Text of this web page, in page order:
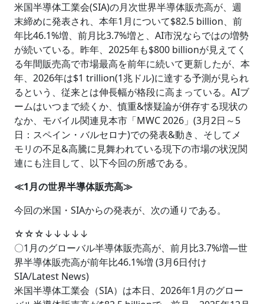
米国半導体工業会(SIA)の月次世界半導体販売高が、週
末締めに発表され、本年1月について$82.5 billion、前
年比46.1%増、前月比3.7%増と、AI市況ならではの増勢
が続いている。昨年、2025年も$800 billionが見えてく
る年間販売高で市場最高を前年に続いて更新したが、本
年、2026年は$1 trillion(1兆ドル)に達する予測が見られ
るという、従来とは伸長幅が格段に高まっている。AIブ
ームはいつまで続くか、慎重&懐疑論が併存する現状の
なか、モバイル関連見本市「MWC 2026」(3月2日～5
日：スペイン・バルセロナ)での発表&動き、そしてメ
モリの不足&高騰に見舞われている現下の市場の状況関
連にも注目して、以下今回の所感である。
≪1月の世界半導体販売高≫
今回の米国・SIAからの発表が、次の通りである。
☆☆☆↓↓↓↓↓
〇1月のグローバル半導体販売高が、前月比3.7%増―世
界半導体販売高が前年比46.1%増 (3月6日付け
SIA/Latest News)
米国半導体工業会（SIA）は本日、2026年1月のグロー